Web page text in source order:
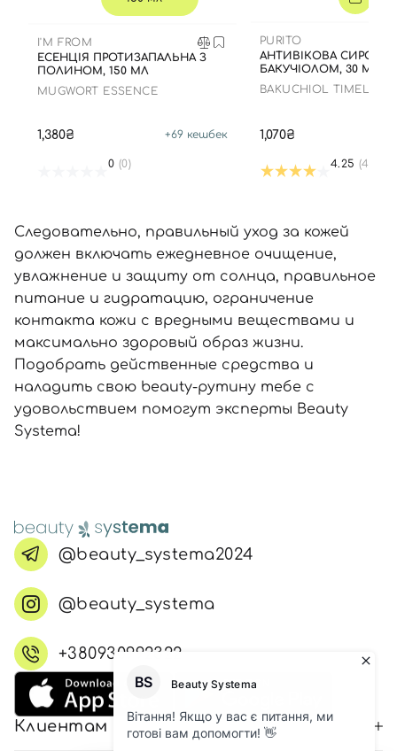
I'M FROM
ЕСЕНЦІЯ ПРОТИЗАПАЛЬНА З
ПОЛИНОМ, 150 МЛ
MUGWORT ESSENCE
1,380₴ +69 кешбек
0 (0)
PURITO
АНТИВІКОВА
БАКУЧІОЛОМ, 30 МЛ
BAKUCHIOL TIMELESS
1,070₴
4.25 (4)
Следовательно, правильный уход за кожей
должен включать ежедневное очищение,
увлажнение и защиту от солнца, правильное
питание и гидратацию, ограничение
контакта кожи с вредными веществами и
максимально здоровый образ жизни.
Подобрать действенные средства и
наладить свою beauty-рутину тебе с
удовольствием помогут эксперты Beauty
Systema!
@beauty_systema2024
@beauty_systema
+380930992322
Клиентам